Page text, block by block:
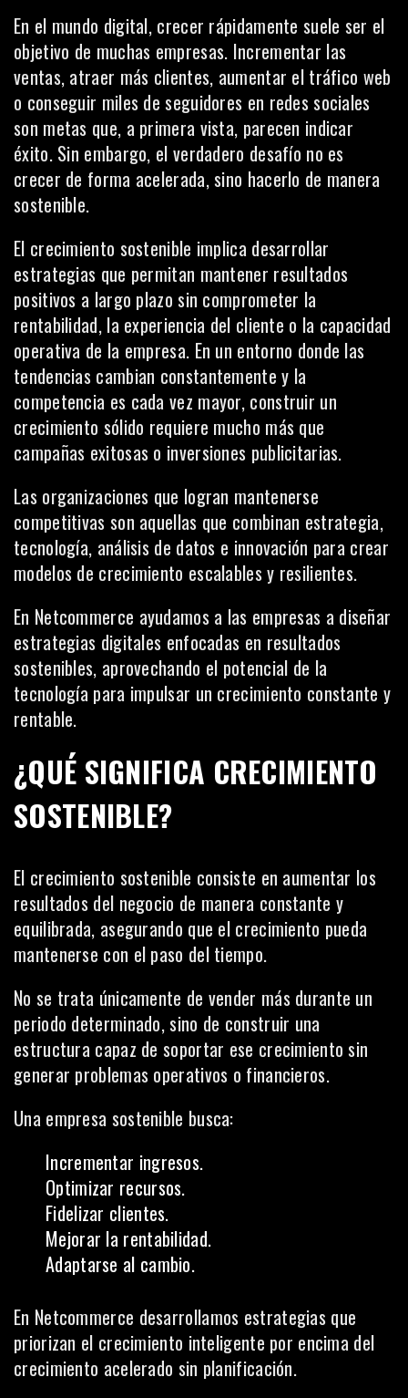
En el mundo digital, crecer rápidamente suele ser el
objetivo de muchas empresas. Incrementar las
ventas, atraer más clientes, aumentar el tráfico web
o conseguir miles de seguidores en redes sociales
son metas que, a primera vista, parecen indicar
éxito. Sin embargo, el verdadero desafío no es
crecer de forma acelerada, sino hacerlo de manera
sostenible.
El crecimiento sostenible implica desarrollar
estrategias que permitan mantener resultados
positivos a largo plazo sin comprometer la
rentabilidad, la experiencia del cliente o la capacidad
operativa de la empresa. En un entorno donde las
tendencias cambian constantemente y la
competencia es cada vez mayor, construir un
crecimiento sólido requiere mucho más que
campañas exitosas o inversiones publicitarias.
Las organizaciones que logran mantenerse
competitivas son aquellas que combinan estrategia,
tecnología, análisis de datos e innovación para crear
modelos de crecimiento escalables y resilientes.
En Netcommerce ayudamos a las empresas a diseñar
estrategias digitales enfocadas en resultados
sostenibles, aprovechando el potencial de la
tecnología para impulsar un crecimiento constante y
rentable.
¿QUÉ SIGNIFICA CRECIMIENTO
SOSTENIBLE?
El crecimiento sostenible consiste en aumentar los
resultados del negocio de manera constante y
equilibrada, asegurando que el crecimiento pueda
mantenerse con el paso del tiempo.
No se trata únicamente de vender más durante un
periodo determinado, sino de construir una
estructura capaz de soportar ese crecimiento sin
generar problemas operativos o financieros.
Una empresa sostenible busca:
Incrementar ingresos.
Optimizar recursos.
Fidelizar clientes.
Mejorar la rentabilidad.
Adaptarse al cambio.
En Netcommerce desarrollamos estrategias que
priorizan el crecimiento inteligente por encima del
crecimiento acelerado sin planificación.